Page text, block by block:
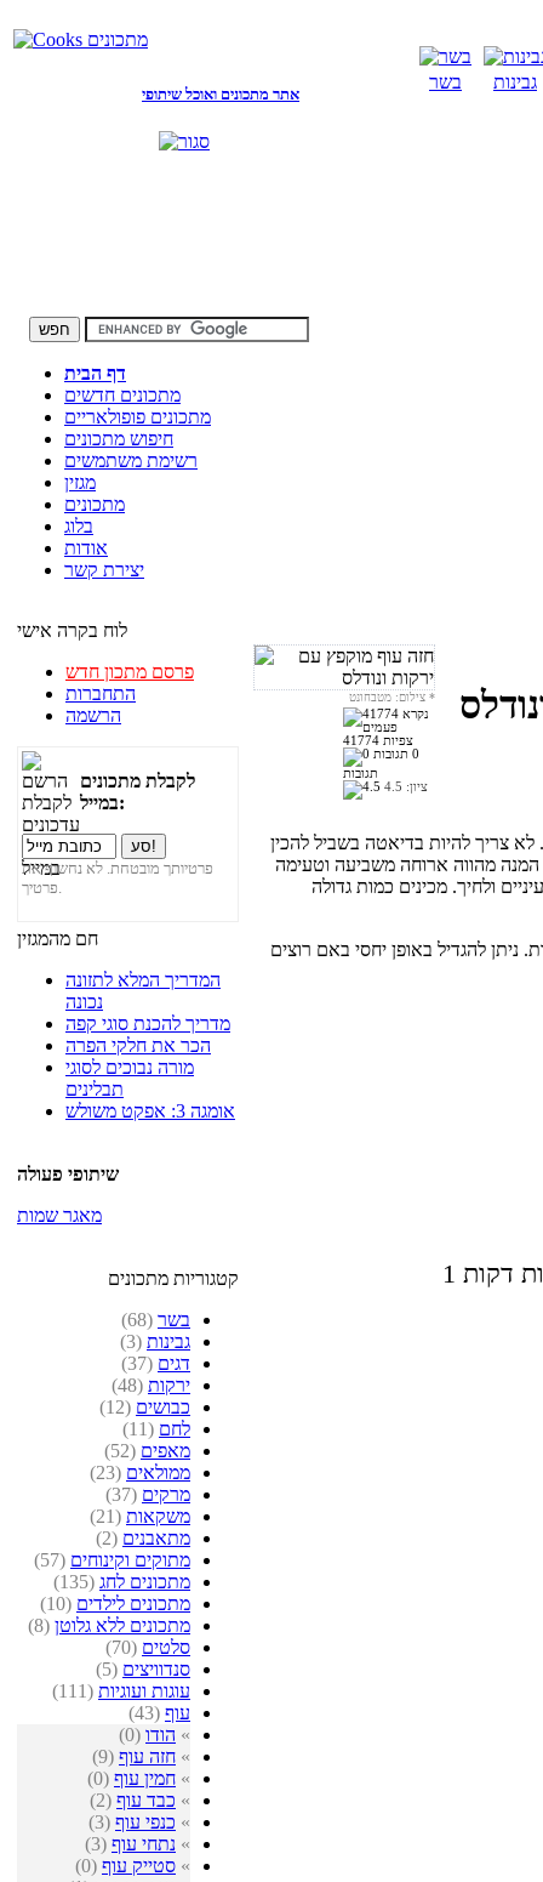
אתר מתכונים ואוכל שיתופי
בשר גבינות
דף הבית
מתכונים חדשים
מתכונים פופולאריים
חיפוש מתכונים
רשימת משתמשים
מגזין
מתכונים
בלוג
אודות
יצירת קשר
לוח בקרה אישי
פרסם מתכון חדש
התחברות
הרשמה
לקבלת מתכונים
במייל:
פרטיותך מובטחת. לא נחשוף את
פרטיך.
חם מהמגזין
המדריך המלא לתזונה
נכונה
מדריך להכנת סוגי קפה
הכר את חלקי הפרה
מורה נבוכים לסוגי
תבלינים
אומגה 3: אפקט משולש
שיתופי פעולה
מאגר שמות
קטגוריות מתכונים
בשר (68)
גבינות (3)
דגים (37)
ירקות (48)
כבושים (12)
לחם (11)
מאפים (52)
ממולאים (23)
מרקים (37)
משקאות (21)
מתאבנים (2)
מתוקים וקינוחים (57)
מתכונים לחג (135)
מתכונים לילדים (10)
מתכונים ללא גלוטן (8)
סלטים (70)
סנדוויצים (5)
עוגות ועוגיות (111)
עוף (43)
» הודו (0)
» חזה עוף (9)
» חמין עוף (0)
» כבד עוף (2)
» כנפי עוף (3)
» נתחי עוף (3)
» סטייק עוף (0)
*
41774 צפיות
0
תגובות
ציון: 4.5
צריך להיות בדיאטה בשביל להכין
מהווה ארוחה משביעה וטעימה
ולחיך. מכינים כמות גדולה
ל-5 מנות. ניתן להגדיל באופן יחסי באם רוצים
דקות